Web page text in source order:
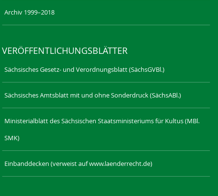
Archiv 1999–2018
VERÖFFENTLICHUNGSBLÄTTER
Sächsisches Gesetz- und Verordnungsblatt (SächsGVBl.)
Sächsisches Amtsblatt mit und ohne Sonderdruck (SächsABl.)
Ministerialblatt des Sächsischen Staatsministeriums für Kultus (MBl.
SMK)
Einbanddecken (verweist auf www.laenderrecht.de)